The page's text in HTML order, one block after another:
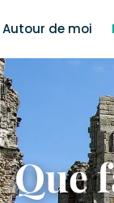
Autour de moi
Que